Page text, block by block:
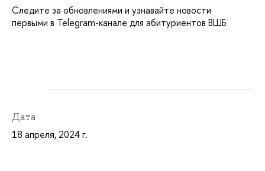
Следите за обновлениями и узнавайте новости
первыми в Telegram-канале для абитуриентов ВШБ
Дата
18 апреля, 2024 г.